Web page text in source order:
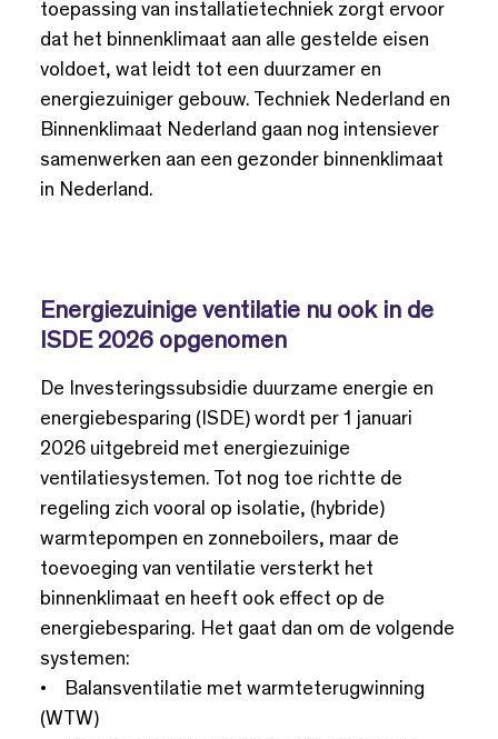
toepassing van installatietechniek zorgt ervoor
dat het binnenklimaat aan alle gestelde eisen
voldoet, wat leidt tot een duurzamer en
energiezuiniger gebouw. Techniek Nederland en
Binnenklimaat Nederland gaan nog intensiever
samenwerken aan een gezonder binnenklimaat
in Nederland.
Energiezuinige ventilatie nu ook in de
ISDE 2026 opgenomen
De Investeringssubsidie duurzame energie en
energiebesparing (ISDE) wordt per 1 januari
2026 uitgebreid met energiezuinige
ventilatiesystemen. Tot nog toe richtte de
regeling zich vooral op isolatie, (hybride)
warmtepompen en zonneboilers, maar de
toevoeging van ventilatie versterkt het
binnenklimaat en heeft ook effect op de
energiebesparing. Het gaat dan om de volgende
systemen:
• Balansventilatie met warmteterugwinning
(WTW)